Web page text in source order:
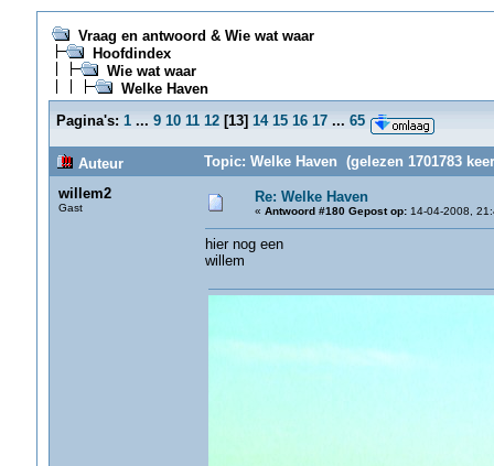
Vraag en antwoord & Wie wat waar
Hoofdindex
Wie wat waar
Welke Haven
Pagina's: 1 ... 9 10 11 12[13] 14 15 16 17 ... 65
Auteur
Topic: Welke Haven (gelezen 1701783
willem2
Gast
Re: Welke Haven
« Antwoord #180 Gepost op:14-04-2008,
hier nog een
willem